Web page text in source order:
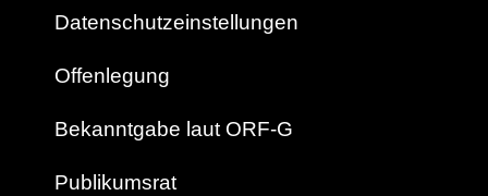
Datenschutzeinstellungen
Offenlegung
Bekanntgabe laut ORF-G
Publikumsrat